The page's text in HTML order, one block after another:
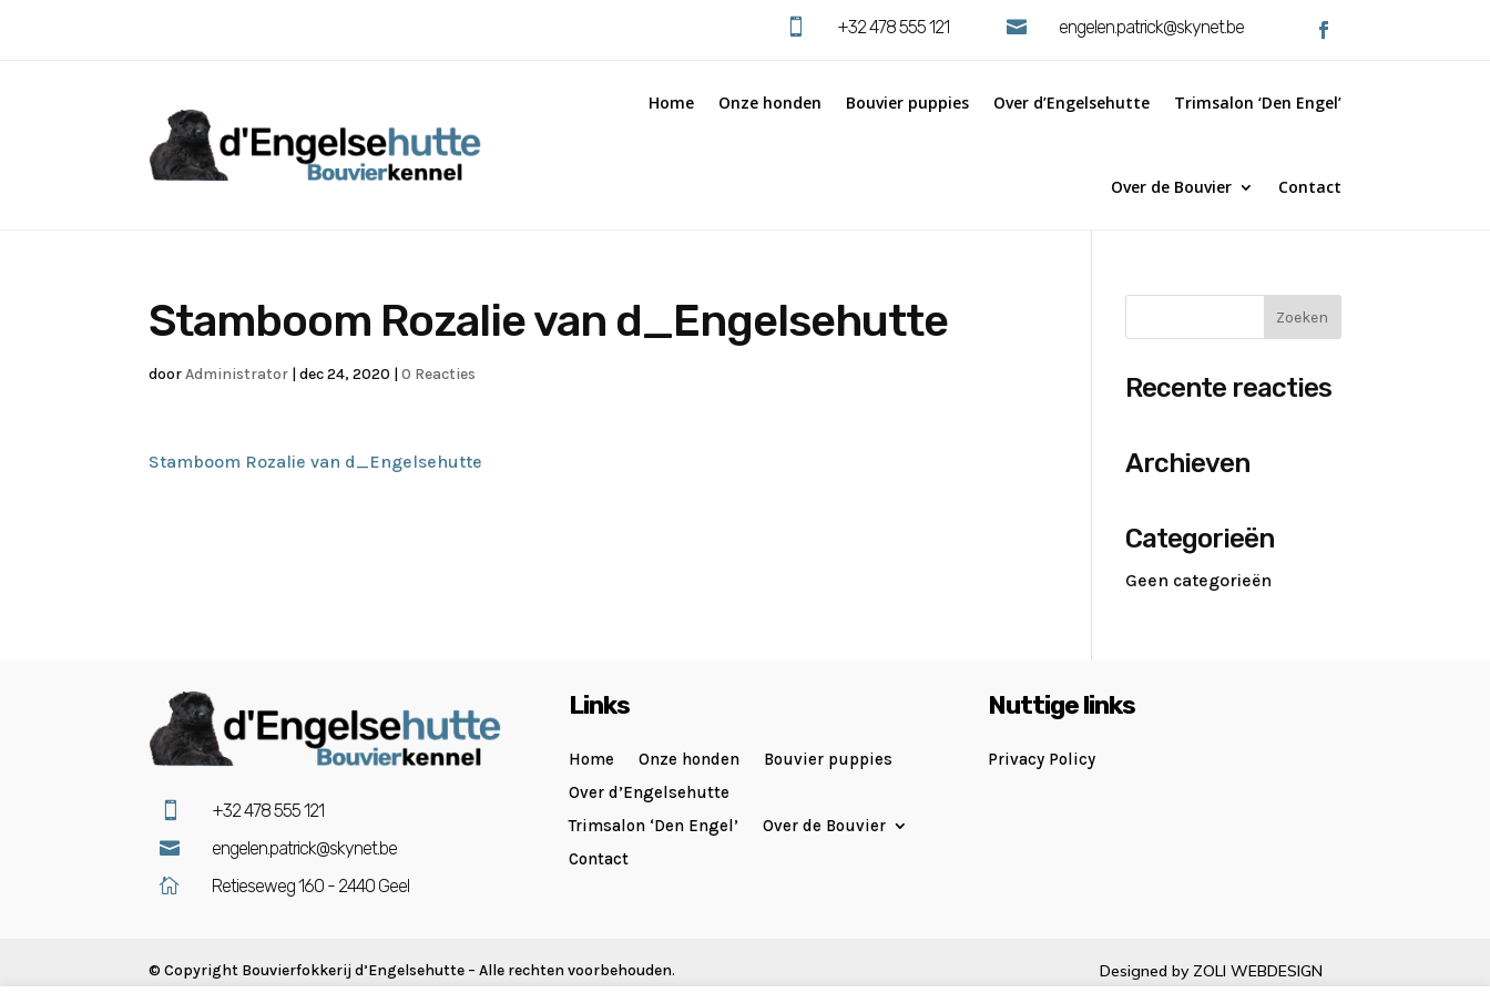
 +32 478 555 121  engelen.patrick@skynet.be
Home Onze honden Bouvier puppies Over d’Engelsehutte Trimsalon ‘Den Engel’
Over de Bouvier Contact
Stamboom Rozalie van d_Engelsehutte
doorAdministrator |dec 24, 2020 |0 Reacties
Stamboom Rozalie van d_Engelsehutte
Recente reacties
Archieven
Categorieën
Geen categorieën
 +32 478 555 121
 engelen.patrick@skynet.be
 Retieseweg 160 - 2440 Geel
Links
Home Onze honden
Bouvier puppies
Over d’Engelsehutte
Trimsalon ‘Den Engel’
Over de Bouvier
Contact
Nuttige links
Privacy Policy
© Copyright Bouvierfokkerij d’Engelsehutte – Alle rechten voorbehouden. Designed by ZOLI WEBDESIGN